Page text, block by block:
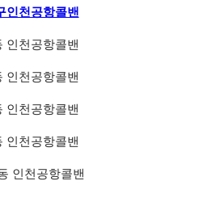
인천공항콜밴
인천공항콜밴
인천공항콜밴
인천공항콜밴
인천공항콜밴
인천공항콜밴